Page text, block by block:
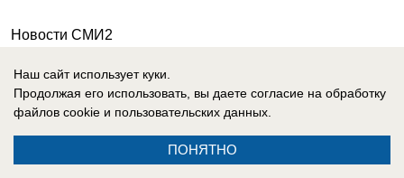
Новости СМИ2
Наш сайт использует куки.
Продолжая его использовать, вы даете согласие на обработку
файлов cookie и пользовательских данных.
ПОНЯТНО